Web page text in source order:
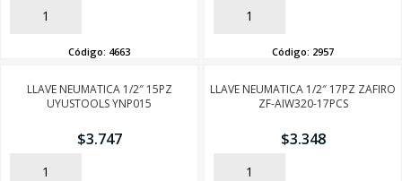
AÑADIR
Código: 4663
AÑADIR
Código: 2957
LLAVE NEUMATICA 1/2″ 15PZ
UYUSTOOLS YNP015
$3.747
AÑADIR
LLAVE NEUMATICA 1/2″ 17PZ ZAFIRO
ZF-AIW320-17PCS
$3.348
AÑADIR